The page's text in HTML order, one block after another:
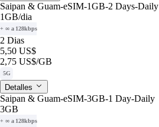
Saipan & Guam-eSIM-1GB-2 Days-Daily
1GB/dia
+ ∞ a 128kbps
2 Dias
5,50 US$
2,75 US$/GB
5G
Detalles
Saipan & Guam-eSIM-3GB-1 Day-Daily
3GB
+ ∞ a 128kbps